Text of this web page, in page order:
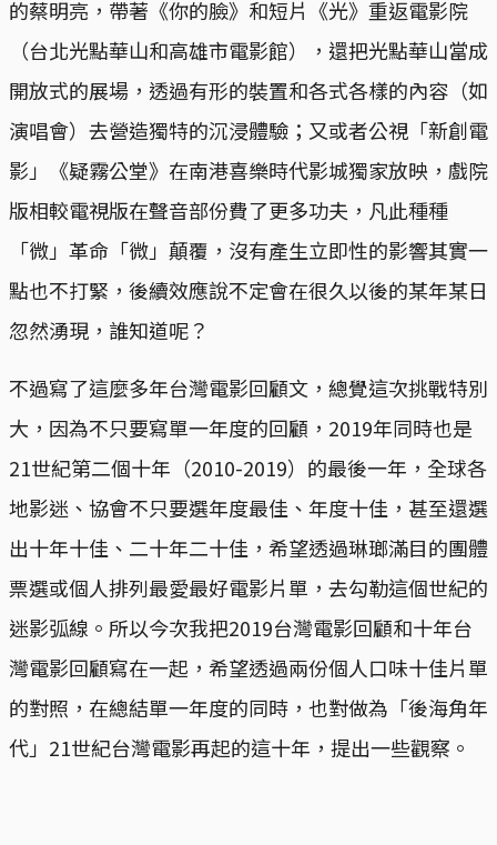
的蔡明亮，帶著《你的臉》和短片《光》重返電影院
（台北光點華山和高雄市電影館），還把光點華山當成
開放式的展場，透過有形的裝置和各式各樣的內容（如
演唱會）去營造獨特的沉浸體驗；又或者公視「新創電
影」《疑霧公堂》在南港喜樂時代影城獨家放映，戲院
版相較電視版在聲音部份費了更多功夫，凡此種種
「微」革命「微」顛覆，沒有產生立即性的影響其實一
點也不打緊，後續效應說不定會在很久以後的某年某日
忽然湧現，誰知道呢？
不過寫了這麼多年台灣電影回顧文，總覺這次挑戰特別
大，因為不只要寫單一年度的回顧，2019年同時也是
21世紀第二個十年（2010-2019）的最後一年，全球各
地影迷、協會不只要選年度最佳、年度十佳，甚至還選
出十年十佳、二十年二十佳，希望透過琳瑯滿目的團體
票選或個人排列最愛最好電影片單，去勾勒這個世紀的
迷影弧線。所以今次我把2019台灣電影回顧和十年台
灣電影回顧寫在一起，希望透過兩份個人口味十佳片單
的對照，在總結單一年度的同時，也對做為「後海角年
代」21世紀台灣電影再起的這十年，提出一些觀察。